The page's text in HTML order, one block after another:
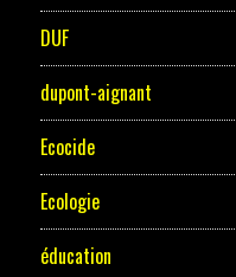
DUF
dupont-aignant
Ecocide
Ecologie
éducation